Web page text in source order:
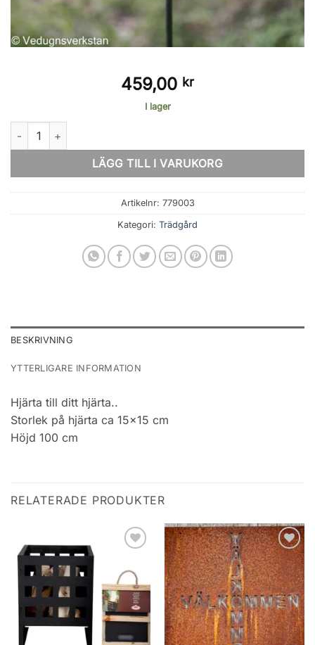
459,00 kr
I lager
Hjärta på pinne mängd
LÄGG TILL I VARUKORG
Artikelnr: 779003
Kategori: Trädgård
BESKRIVNING
YTTERLIGARE INFORMATION
Hjärta till ditt hjärta..
Storlek på hjärta ca 15×15 cm
Höjd 100 cm
RELATERADE PRODUKTER
wishlist
Add to
wishlist